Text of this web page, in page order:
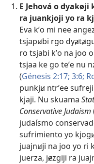
E Jehová o dyakøji
ra juankjoji yo ra
Eva kʼo mi nee
tsjapꞹbi rgo
ro tsjabi kʼo na joo
tsjaa ke go teʼe nu
(Génesis 2:17; 3:6;
punkjꞹ ntrʼee
kjaji. Nu skuama
Conservative Judaism
judaísmo
sufrimiento yo
juajnꞹji na joo yo ri
juerza, jɇzgiji ra